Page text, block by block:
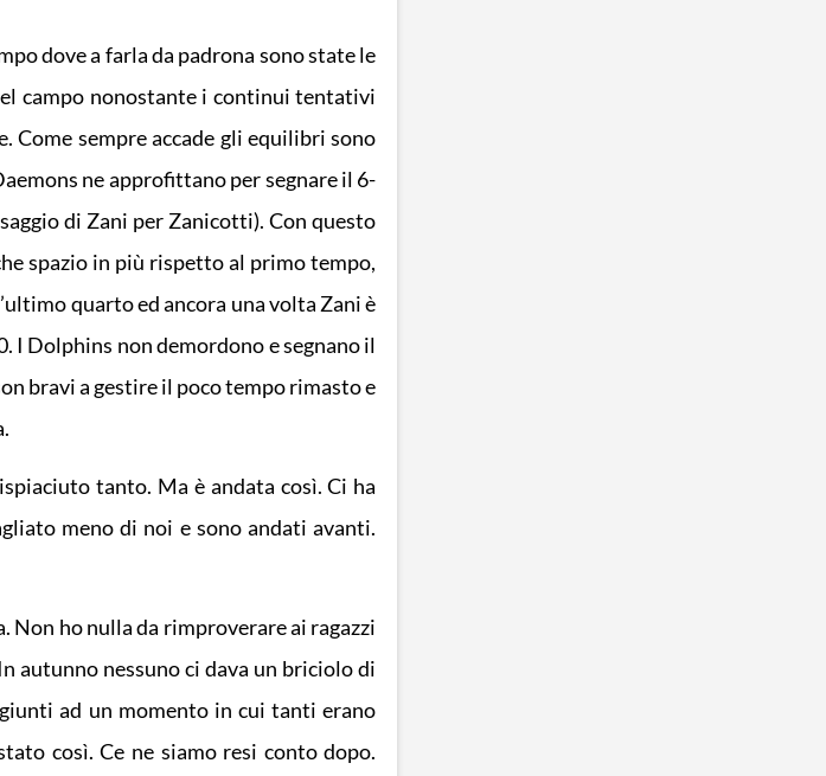
dove a farla da padrona sono state le
campo nonostante i continui tentativi
Come sempre accade gli equilibri sono
ne approfittano per segnare il 6-
di Zani per Zanicotti). Con questo
spazio in più rispetto al primo tempo,
quarto ed ancora una volta Zani è
I Dolphins non demordono e segnano il
bravi a gestire il poco tempo rimasto e
tanto. Ma è andata così. Ci ha
meno di noi e sono andati avanti.
Non ho nulla da rimproverare ai ragazzi
autunno nessuno ci dava un briciolo di
ad un momento in cui tanti erano
così. Ce ne siamo resi conto dopo.